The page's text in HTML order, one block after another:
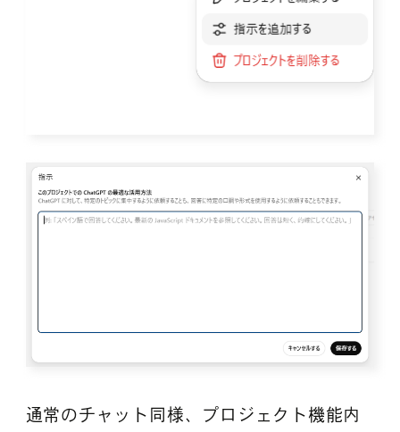
通常のチャット同様、プロジェクト機能内